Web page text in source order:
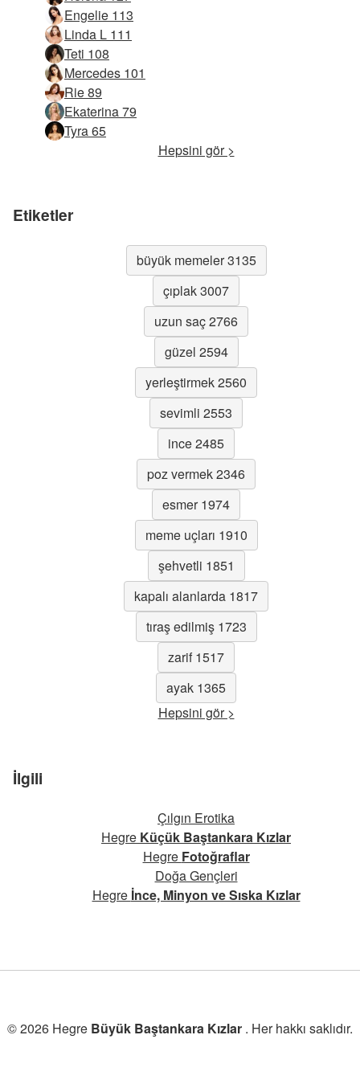
Engelie 113
Linda L 111
Teti 108
Mercedes 101
Rie 89
Ekaterina 79
Tyra 65
Hepsini gör >
Etiketler
büyük memeler 3135
çıplak 3007
uzun saç 2766
güzel 2594
yerleştirmek 2560
sevimli 2553
ince 2485
poz vermek 2346
esmer 1974
meme uçları 1910
şehvetli 1851
kapalı alanlarda 1817
tıraş edilmiş 1723
zarif 1517
ayak 1365
Hepsini gör >
İlgili
Çılgın Erotika
Hegre Küçük Baştankara Kızlar
Hegre Fotoğraflar
Doğa Gençleri
Hegre İnce, Minyon ve Sıska Kızlar
© 2026 Hegre Büyük Baştankara Kızlar . Her hakkı saklıdır.